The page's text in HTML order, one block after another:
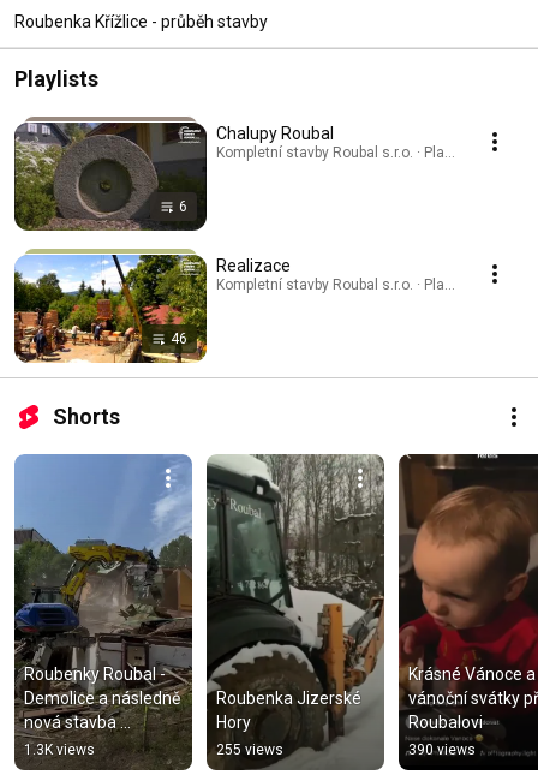
Roubenka Křížlice - průběh stavby
Playlists
6
Chalupy Roubal
Kompletní stavby Roubal s.r.o. · Playlist
46
Realizace
Kompletní stavby Roubal s.r.o. · Playlist
Shorts
Roubenky Roubal -
Demolice a následně
nová stavba
moderní
dřevostavby
1.3K views
Roubenka Jizerské
Hory
255 views
Krásné Vánoce a
vánoční svátky
Roubalovi
390 views